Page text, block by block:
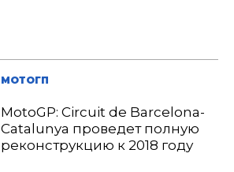
МОТОГП
MotoGP: Circuit de Barcelona-
Catalunya проведет полную
реконструкцию к 2018 году